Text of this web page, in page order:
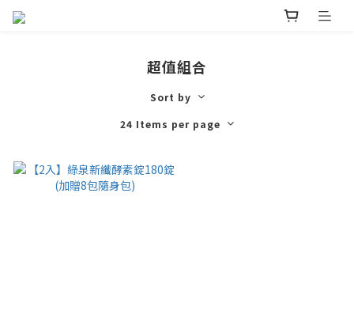
超值組合
Sort by
24 Items per page